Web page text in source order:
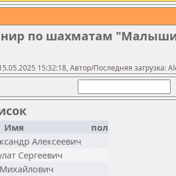
по шахматам
15:32:18, Автор/Последняя загрузка:
Имя
пол
Алексеевич
Сергеевич